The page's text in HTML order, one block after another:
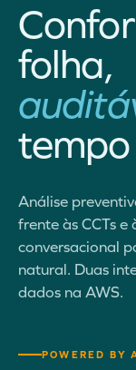
folha,
Análise
frente às CCTs
conversacional
natural. Duas
dados na AWS.
POWERED BY